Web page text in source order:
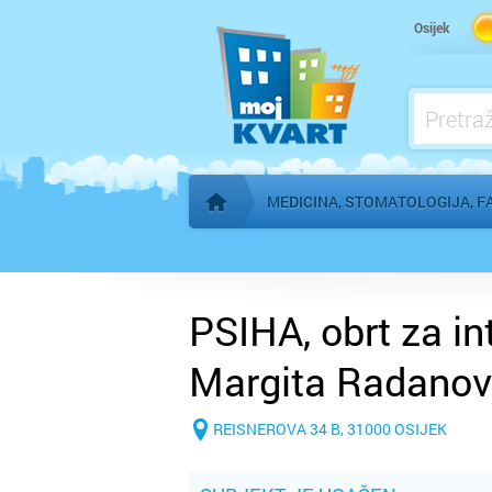
Osijek
Početna stranica
MEDICINA, STOMATOLOGIJA,
Kućna njega
Logoped
Ljekarna, farmacija
PSIHA, obrt za
Margita
b REISNEROVA 34 B, 31000 OSIJEK